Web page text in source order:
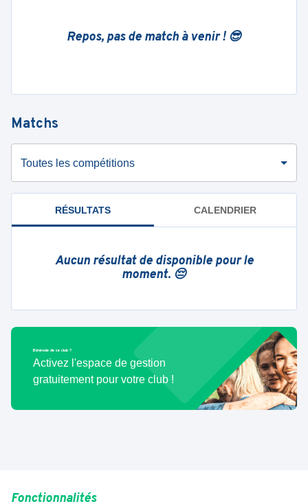
Repos, pas de match à venir ! 😎
Matchs
Toutes les compétitions
RÉSULTATS CALENDRIER
Aucun résultat de disponible pour le
moment. 😔
Bénévole de ce club ?
Activez l'espace de gestion
gratuitement pour votre club !
Fonctionnalités